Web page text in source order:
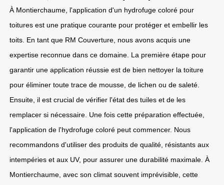
À Montierchaume, l'application d'un hydrofuge coloré pour
toitures est une pratique courante pour protéger et embellir les
toits. En tant que RM Couverture, nous avons acquis une
expertise reconnue dans ce domaine. La première étape pour
garantir une application réussie est de bien nettoyer la toiture
pour éliminer toute trace de mousse, de lichen ou de saleté.
Ensuite, il est crucial de vérifier l'état des tuiles et de les
remplacer si nécessaire. Une fois cette préparation effectuée,
l'application de l'hydrofuge coloré peut commencer. Nous
recommandons d'utiliser des produits de qualité, résistants aux
intempéries et aux UV, pour assurer une durabilité maximale. À
Montierchaume, avec son climat souvent imprévisible, cette